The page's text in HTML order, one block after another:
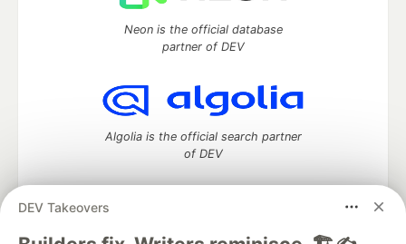
DEV Takeovers
Neon is the official database
partner of DEV
Algolia is the official search partner
of DEV
DEV Community— A space to discuss and keep up software